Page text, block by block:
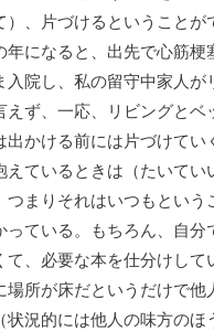
）、片づけるということが
年になると、出先で心筋
入院し、私の留守中家人が
えず、一応、リビングとベ
出かける前には片づけてい
えているときは（たいてい
つまりそれはいつもとい
っている。もちろん、自分
て、必要な本を仕分けし
場所が床だというだけで他
況的には他人の味方のほ